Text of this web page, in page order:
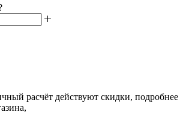
расчёт действуют скидки, подробнее